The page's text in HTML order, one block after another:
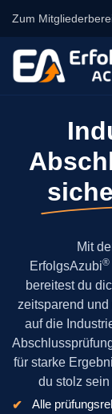
Zum
Mit
ErfolgsAzubi®
bereitest du
zeitsparend und
auf die
für starke
du stolz sein
Alle